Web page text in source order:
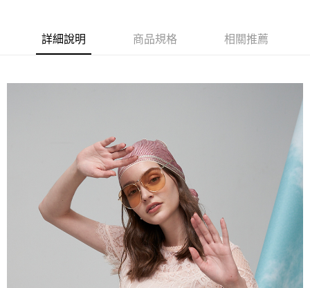
2.付款方式選擇「大哥付你分期」，訂單成立後會自動跳轉到大哥付的交易
流程，驗證手機門號後，選擇欲分期的期數、繳款截止日，確認付款後即完
4.訂單成立30分鐘內，如未前往確認交易或遇審核未通過，訂單將自動取
2.透過簡訊連結打開帳單後，可選擇「超商條碼／台灣大直營門市／銀行轉
帳／街口支付／iPASS MONEY」等通路繳費。
【注意事項】
1.本服務係由「台灣大哥大股份有限公司」（以下簡稱本公司）所提供，讓
用戶於交易時，得透過本服務購買商品或服務，並由商店將買賣／分期付款
買賣價金債權讓與本公司後，依約使用本公司帳單繳交帳款。
2.基於同意付款使用「大哥付你分期」之契約關係目的，商店將以您的個人
資料（包含姓名、電話或地址）提供予台灣大哥大進項蒐集、處理及利用，
由本公司與您本人進行分期帳單所需資料之確認、核對及更正。
3.完整用戶服務條款，請詳閱以下連結： https://oppay.tw/userRule
相關說明
【關於「AFTEE先享後付」】
【「AFTEE先享後付」結帳流程】
１．於結帳方式選擇「AFTEE先享後付」後，將跳轉至「AFTEE先享後付」
結帳頁面，進行簡訊認證並確認金額後，即可完成結帳。
２．訂單成立數日內，您將收到繳費通知簡訊。
３．收到繳費通知簡訊後14天內，點擊此簡訊中的連結，可透過四大超商／
ATM／網路銀行／等多元方式進行付款，方視為交易完成。
※ 請注意：結帳手續完成當下不需立刻繳費，但若您需要取消訂單，請聯絡
購買商品的店家。未經商家同意取消之訂單仍視為有效，需透過AFTEE先享
後付繳納相關費用。
※ 交易是否成功請以「AFTEE先享後付 」之結帳頁面顯示為準，若有關於
是否繳費成功／繳費後需取消欲退款等相關疑問，請聯繫「AFTEE先享後付
https://netprotections.freshdesk.com/support/home
每筆NT$120，滿NT$2,000(含以上)免運費
每筆NT$120，滿NT$2,000(含以上)免運費
每筆NT$120，滿NT$2,000(含以上)免運費
詳細說明 商品規格 相關推薦